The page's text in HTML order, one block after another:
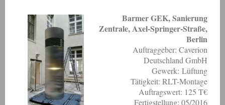
Barmer GEK, Sanierung
Zentrale, Axel-Springer-Straße,
Berlin
Auftraggeber: Caverion
Deutschland GmbH
Gewerk: Lüftung
Tätigkeit: RLT-Montage
Auftragswert: 125 T€
Fertigstellung: 05/2016